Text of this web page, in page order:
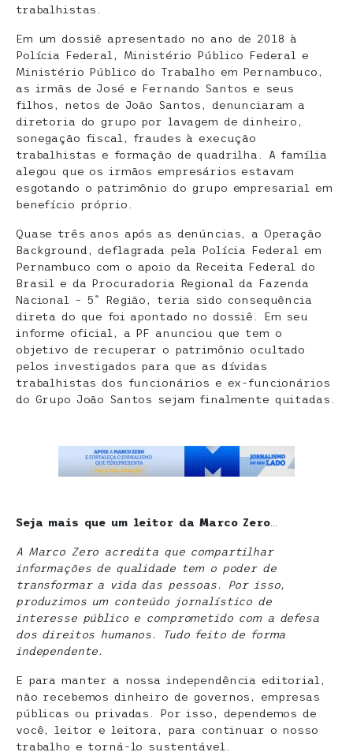
trabalhistas.
Em um dossiê apresentado no ano de 2018 à
Polícia Federal, Ministério Público Federal e
Ministério Público do Trabalho em Pernambuco,
as irmãs de José e Fernando Santos e seus
filhos, netos de João Santos, denunciaram a
diretoria do grupo por lavagem de dinheiro,
sonegação fiscal, fraudes à execução
trabalhistas e formação de quadrilha. A família
alegou que os irmãos empresários estavam
esgotando o patrimônio do grupo empresarial em
benefício próprio.
Quase três anos após as denúncias, a Operação
Background, deflagrada pela Polícia Federal em
Pernambuco com o apoio da Receita Federal do
Brasil e da Procuradoria Regional da Fazenda
Nacional – 5ª Região, teria sido consequência
direta do que foi apontado no dossiê. Em seu
informe oficial, a PF anunciou que tem o
objetivo de recuperar o patrimônio ocultado
pelos investigados para que as dívidas
trabalhistas dos funcionários e ex-funcionários
do Grupo João Santos sejam finalmente quitadas.
Seja mais que um leitor da Marco Zero…
A Marco Zero acredita que compartilhar
informações de qualidade tem o poder de
transformar a vida das pessoas. Por isso,
produzimos um conteúdo jornalístico de
interesse público e comprometido com a defesa
dos direitos humanos. Tudo feito de forma
independente.
E para manter a nossa independência editorial,
não recebemos dinheiro de governos, empresas
públicas ou privadas. Por isso, dependemos de
você, leitor e leitora, para continuar o nosso
trabalho e torná-lo sustentável.